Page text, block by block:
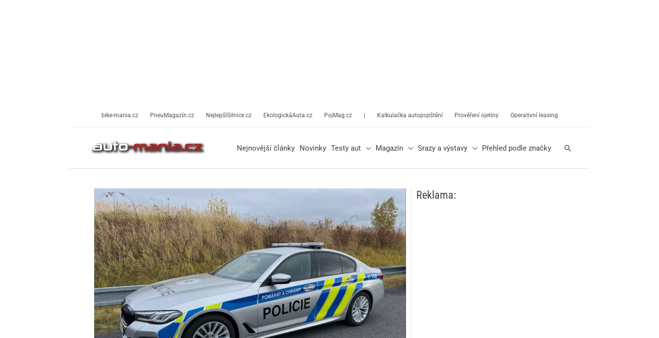
bike-mania.cz PneuMagazín.cz NejlepšíSilnice.cz EkologickáAuta.cz PojMag.cz Kalkulačka autopojištění Prověření ojetiny Operativní leasing
Nejnovější články Novinky Testy aut Magazín Srazy a výstavy Přehled podle značky Hledat
Reklama: